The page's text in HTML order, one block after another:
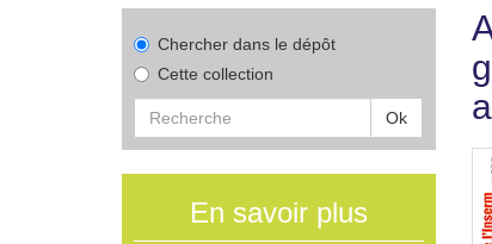
Chercher dans le dépôt
Cette collection
Ok
En savoir plus